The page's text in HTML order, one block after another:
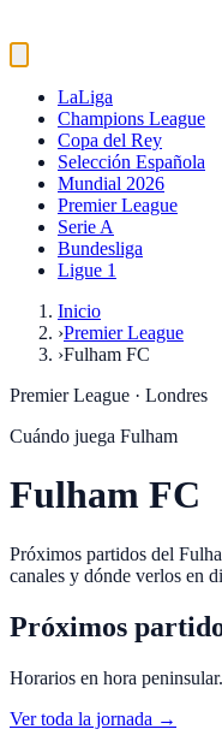
LaLiga
Champions League
Copa del Rey
Selección Española
Mundial 2026
Premier League
Serie A
Bundesliga
Ligue 1
Inicio
›Premier League
›Fulham FC
Premier League · Londres
Cuándo juega Fulham
Fulham FC
Próximos partidos del
canales y dónde verlos en
Próximos
Horarios en hora
Ver toda la jornada →